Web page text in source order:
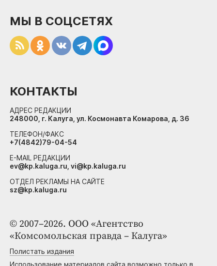
© 2007–2026. ООО «Агентство
«Комсомольская правда – Калуга»
Полистать издания
Использование материалов сайта возможно только в
МЫ В СОЦСЕТЯХ
КОНТАКТЫ
АДРЕС РЕДАКЦИИ
248000, г. Калуга, ул. Космонавта Комарова, д. 36
ТЕЛЕФОН/ФАКС
+7(4842)79-04-54
E-MAIL РЕДАКЦИИ
ev@kp.kaluga.ru, vi@kp.kaluga.ru
ОТДЕЛ РЕКЛАМЫ НА САЙТЕ
sz@kp.kaluga.ru